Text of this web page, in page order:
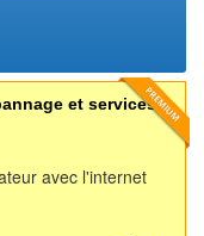
et services
avec l'internet